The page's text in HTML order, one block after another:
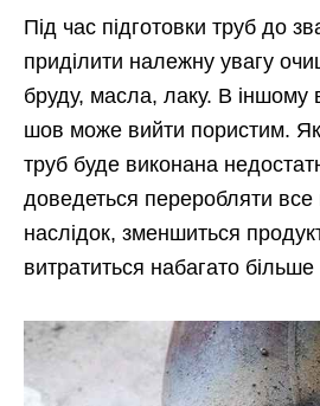
Під час підготовки труб до
приділити належну увагу
бруду, масла, лаку. В іншому
шов може вийти пористим.
труб буде виконана
доведеться переробляти
наслідок, зменшиться
витратиться набагато більше